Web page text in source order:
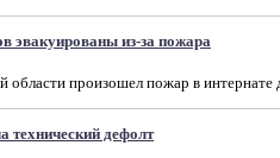
эвакуированы из-за пожара
области произошел пожар в интернате
технический дефолт